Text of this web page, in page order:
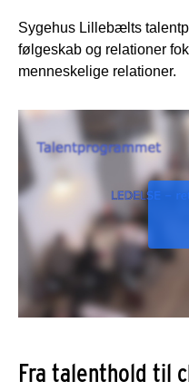
Sygehus Lillebælts
følgeskab og relationer
menneskelige relationer.
Fra talenthold til